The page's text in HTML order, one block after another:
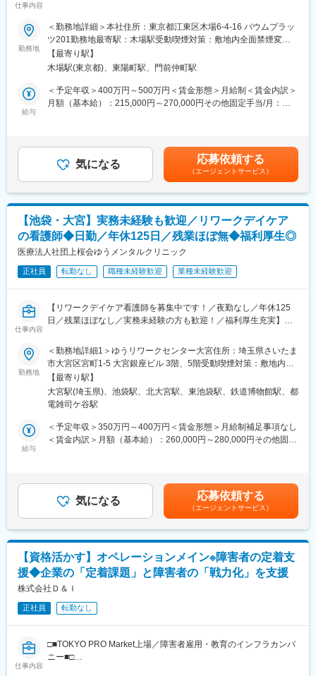
て成長したい方をお待ちしています。
変更の範囲：会社の定める業務
療法である「言語的価値低減法」 を、グループワーク形式で実際
に体験いただきます。
言語価値低減法は、テレビでも取り上げられており、Yahooニュ
https://news.yahoo.co.jp/articles/
（1） オリエンテーション（5分）
（2） グループワーク形式による言語的価値低減法の体験（60
分）
（3） ワーク／セッション（25分）
・National Certified Counselorによる実践解説
・言語的価値低減法の支援応用
・座談会
（4） ビジョン共有（20分）
私たちスタッフロールが考える「在り方支援」とは
◆持ち物 筆記用具
◆服装 自由（カジュアルな服装でご参加ください）
変更の範囲：会社の定める業務
仕事内容
■業務内容
当院の訪問診療では、通院が難しい高齢の方や終末期の患者様を
対象に、ご自宅や施設での医療を提供しています。心理士の方に
は、そうした患者様やご家族に対する心理的支援やカウンセリン
グを中心にご活躍頂きます。
患者様の「最期まで自分らしく生きる」を支える重要な役割で
す。重要なのが、ACP（アドバンス・ケア・プランニング）の支
■業務詳細
心理士の具体的な業務には以下があります。
・話し合いの記録や意思の共有
・ご家族や関係機関との連携と調整
対応は電話などを用いたクリニック内での支援が中心ですが、必
もあります。
リアは城東・千葉エリアで、車での移動）
◎年休125日・大型連休取得可能・残業10h程
◎土日祝休み・完全週休2日制で腰を据えて働ける環境が整ってい
ます。
■入社後の研修
修・階層別研修、各セクション毎の勉強会、院内資格「診療コー
ディネーター」取得制度あり。一人前になるまで6ヶ月程度かかる
当院には3つのクリニックがあります。各院によってスタッフの人
数が異なりますが、まず勤務頂く本院では40～50名のスタッフが
勤務しています。
各院の事務長は3名とも男性（30代～40代）で、当院全体の平均
年齢は33.7歳と若い方が多く活躍いただいています。
・大江戸江東クリニック（本院）…スタッフ40名～50名
・大江戸浦安クリニック（分院）…スタッフ5名程
・大江戸台東クリニック（分院）…スタッフ5名程
■当法人について
開する成長中の医療法人です。今後も成長スピードを緩めること
なく分院を展開していく計画です。
勤務地
＜勤務地詳細＞本社住所：東京都江東区木場6-4-16 バウムプラッ
ツ201勤務地最寄駅：木場駅受動喫煙対策：敷地内全面禁煙変更
の範囲：会社の定める事業所（リモートワーク含む）
【最寄り駅】
木場駅(東京都)、東陽町駅、門前仲町駅
給与
＜予定年収＞400万円～500万円＜賃金形態＞月給制＜賃金内訳＞
月額（基本給）：215,000円～270,000円その他固定手当/月：
む※資格手当3万円を含む賃金はあくまでも目安の金額であり、選
考を通じて上下する可能性があります。月給(月額)は固定手当を含
気になる 応募依頼する
（エージェントサービス）
【池袋・大宮】実務未経験も歓迎／リワークデイケア
の看護師◆日勤／年休125日／残業ほぼ無◆福利厚生◎
医療法人社団上桜会ゆうメンタルクリニック
正社員 転勤なし 職種未経験歓迎 業種未経験歓迎
仕事内容
【リワークデイケア看護師を募集中です！／夜勤なし／年休125
日／残業ほぼなし／実務未経験の方も歓迎！／福利厚生充実】
務をお任せいたします。
■具体的な仕事内容：
・患者さまの健康管理
・プログラムに対しての見守りや手伝い
・プログラムのテキスト作成（先輩サポートあり）
・患者さんの復職に関する面談・評価
■働き方
る環境が整っております。
残業もほぼなくワークライフバランスの整った働き方が可能で
す。
リワークデイケアとは復職及び再休職予防のための復職支援プロ
グラムです！
プログラムは医療の専門スタッフが行います。
パソコン、事務作業などのオフィスワークだけでなく、対コミュ
み方や考え方を振り返り、再発予防にも取り組みます。
同じ悩みを抱えた利用者がいることや復職までのステップを知る
ことで不安、心配が少なくなり落ち着いて復職準備を進めること
ができるプログラムです。
勤務地
＜勤務地詳細1＞ゆうリワークセンター大宮住所：埼玉県さいたま
市大宮区宮町1-5 大宮銀座ビル 3階、5階受動喫煙対策：敷地内全
面禁煙＜勤務地詳細2＞ゆうリワークセンター池袋住所：東京都豊
島区西池袋1-15-9 第一西池ビル 9F勤務地最寄駅：各線／新宿駅
受動喫煙対策：敷地内全面禁煙変更の範囲：会社の定める事業所
【最寄り駅】
大宮駅(埼玉県)、池袋駅、北大宮駅、東池袋駅、鉄道博物館駅、都
電雑司ケ谷駅
給与
＜予定年収＞350万円～400万円＜賃金形態＞月給制補足事項なし
＜賃金内訳＞月額（基本給）：260,000円～280,000円その他固定
記年収は諸手当込み賃金はあくまでも目安の金額であり、選考を
通じて上下する可能性があります。月給(月額)は固定手当を含めた
気になる 応募依頼する
（エージェントサービス）
【資格活かす】オペレーションメイン※障害者の定着支
援◆企業の「定着課題」と障害者の「戦力化」を支援
株式会社Ｄ＆Ｉ
正社員 転勤なし
仕事内容
□■TOKYO PRO Market上場／障害者雇用・教育のインフラカンパ
ニー■□